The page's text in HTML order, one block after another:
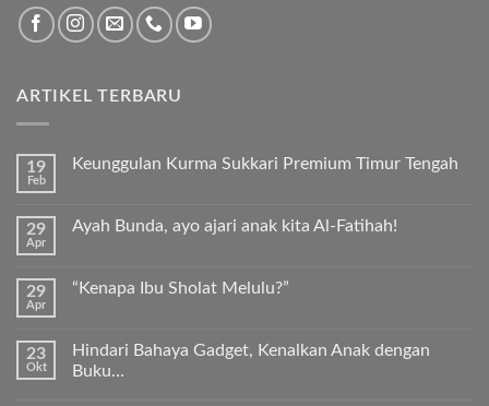
ARTIKEL TERBARU
19
Feb
Keunggulan Kurma Sukkari Premium Timur Tengah
pada
Premium
29
Apr
Ayah Bunda, ayo ajari anak kita Al-Fatihah!
pada
ajari
kita
29
Apr
“Kenapa Ibu Sholat Melulu?”
pada
“Kenapa
23
Okt
Hindari Bahaya Gadget, Kenalkan Anak dengan
Buku…